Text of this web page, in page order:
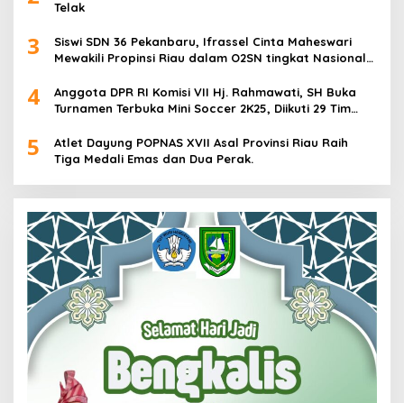
Telak
3
Siswi SDN 36 Pekanbaru, Ifrassel Cinta Maheswari
Mewakili Propinsi Riau dalam O2SN tingkat Nasional
4
Anggota DPR RI Komisi VII Hj. Rahmawati, SH Buka
Turnamen Terbuka Mini Soccer 2K25, Diikuti 29 Tim
5
Atlet Dayung POPNAS XVII Asal Provinsi Riau Raih
Tiga Medali Emas dan Dua Perak.